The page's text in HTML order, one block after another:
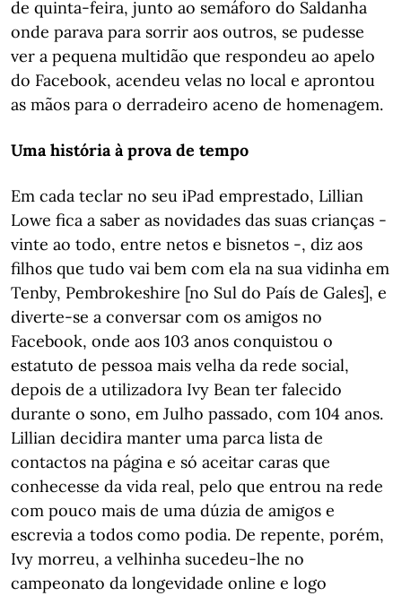
de quinta-feira, junto ao semáforo do Saldanha
onde parava para sorrir aos outros, se pudesse
ver a pequena multidão que respondeu ao apelo
do Facebook, acendeu velas no local e aprontou
as mãos para o derradeiro aceno de homenagem.
Uma história à prova de tempo
Em cada teclar no seu iPad emprestado, Lillian
Lowe fica a saber as novidades das suas crianças -
vinte ao todo, entre netos e bisnetos -, diz aos
filhos que tudo vai bem com ela na sua vidinha em
Tenby, Pembrokeshire [no Sul do País de Gales], e
diverte-se a conversar com os amigos no
Facebook, onde aos 103 anos conquistou o
estatuto de pessoa mais velha da rede social,
depois de a utilizadora Ivy Bean ter falecido
durante o sono, em Julho passado, com 104 anos.
Lillian decidira manter uma parca lista de
contactos na página e só aceitar caras que
conhecesse da vida real, pelo que entrou na rede
com pouco mais de uma dúzia de amigos e
escrevia a todos como podia. De repente, porém,
Ivy morreu, a velhinha sucedeu-lhe no
campeonato da longevidade online e logo